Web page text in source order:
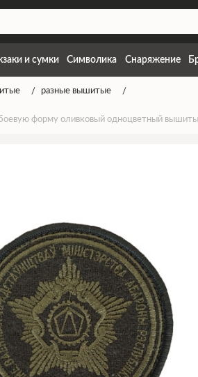
и сумки Символика Снаряжение
разные вышитые
форму оливковый одноцветный